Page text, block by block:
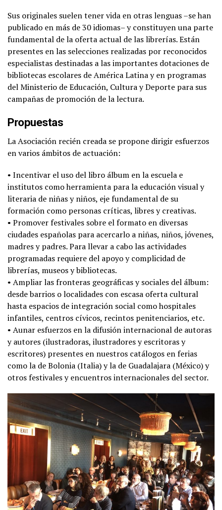
Sus originales suelen tener vida en otras lenguas –se han
publicado en más de 30 idiomas– y constituyen una parte
fundamental de la oferta actual de las ​librerías. ​Están
presentes en las selecciones realizadas por reconocidos
especialistas destinadas a las importantes ​dotaciones de
bibliotecas ​escolares de América Latina y en programas
del Ministerio de Educación, Cultura y Deporte para sus ​
campañas de promoción de la lectura​.
Propuestas
La Asociación recién creada se propone dirigir esfuerzos
en ​varios ámbitos de actuación​:
• Incentivar el uso del libro álbum ​en la escuela e
institutos como ​herramienta para la educación ​visual y
literaria de niñas y niños, eje fundamental de su
formación como personas críticas, libres y creativas.
• Promover festivales sobre el formato en diversas
ciudades españolas para acercarlo a niñas, niños, jóvenes,
madres y padres. Para llevar a cabo las actividades
programadas requiere del apoyo y complicidad de ​
librerías, museos y bibliotecas.​
• Ampliar las fronteras geográficas y sociales del álbum:
desde barrios o localidades con escasa oferta cultural
hasta espacios de integración social como hospitales
infantiles, centros cívicos, recintos penitenciarios, etc.
• Aunar esfuerzos en la ​difusión internacional de autoras
y autores (ilustradoras, ilustradores y escritoras y
escritores) presentes en nuestros catálogos en ferias
como la de Bolonia (Italia) y la de Guadalajara (México) y
otros festivales y encuentros internacionales del sector.